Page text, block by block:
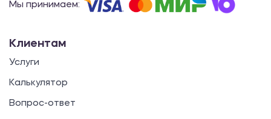
Мы принимаем:
Клиентам
Услуги
Калькулятор
Вопрос-ответ